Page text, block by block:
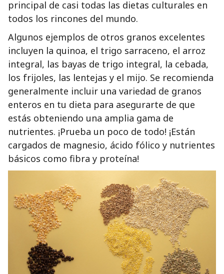
principal de casi todas las dietas culturales en
todos los rincones del mundo.
Algunos ejemplos de otros granos excelentes
incluyen la quinoa, el trigo sarraceno, el arroz
integral, las bayas de trigo integral, la cebada,
los frijoles, las lentejas y el mijo. Se recomienda
generalmente incluir una variedad de granos
enteros en tu dieta para asegurarte de que
estás obteniendo una amplia gama de
nutrientes. ¡Prueba un poco de todo! ¡Están
cargados de magnesio, ácido fólico y nutrientes
básicos como fibra y proteína!